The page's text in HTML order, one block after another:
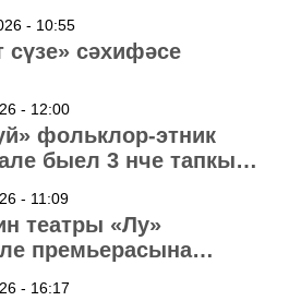
- 10:55
сүзе» сәхифәсе
- 12:00
фольклор-этник
быел 3 нче тапкыр
- 11:09
театры «Лу»
премьерасына
- 16:17